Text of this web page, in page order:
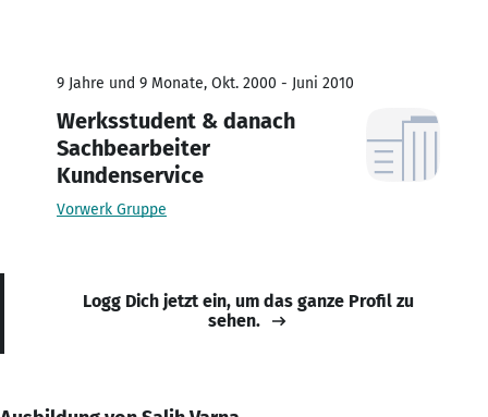
9 Jahre und 9 Monate, Okt. 2000 - Juni 2010
Werksstudent & danach
Sachbearbeiter
Kundenservice
Vorwerk Gruppe
Logg Dich jetzt ein, um das ganze Profil zu
sehen.